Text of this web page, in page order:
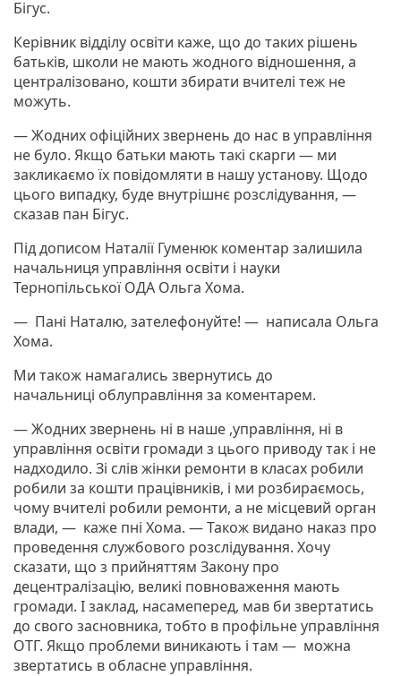
Бігус.
Керівник відділу освіти каже, що до таких рішень
батьків, школи не мають жодного відношення, а
централізовано, кошти збирати вчителі теж не
можуть.
— Жодних офіційних звернень до нас в управління
не було. Якщо батьки мають такі скарги — ми
закликаємо їх повідомляти в нашу установу. Щодо
цього випадку, буде внутрішнє розслідування, —
сказав пан Бігус.
Під дописом Наталії Гуменюк коментар залишила
начальниця управління освіти і науки
Тернопільської ОДА Ольга Хома.
— Пані Наталю, зателефонуйте! — написала Ольга
Хома.
Ми також намагались звернутись до
начальниці облуправління за коментарем.
— Жодних звернень ні в наше ,управління, ні в
управління освіти громади з цього приводу так і не
надходило. Зі слів жінки ремонти в класах робили
робили за кошти працівників, і ми розбираємось,
чому вчителі робили ремонти, а не місцевий орган
влади, — каже пні Хома. — Також видано наказ про
проведення службового розслідування. Хочу
сказати, що з прийняттям Закону про
децентралізацію, великі повноваження мають
громади. І заклад, насамеперед, мав би звертатись
до свого засновника, тобто в профільне управління
ОТГ. Якщо проблеми виникають і там — можна
звертатись в обласне управління.